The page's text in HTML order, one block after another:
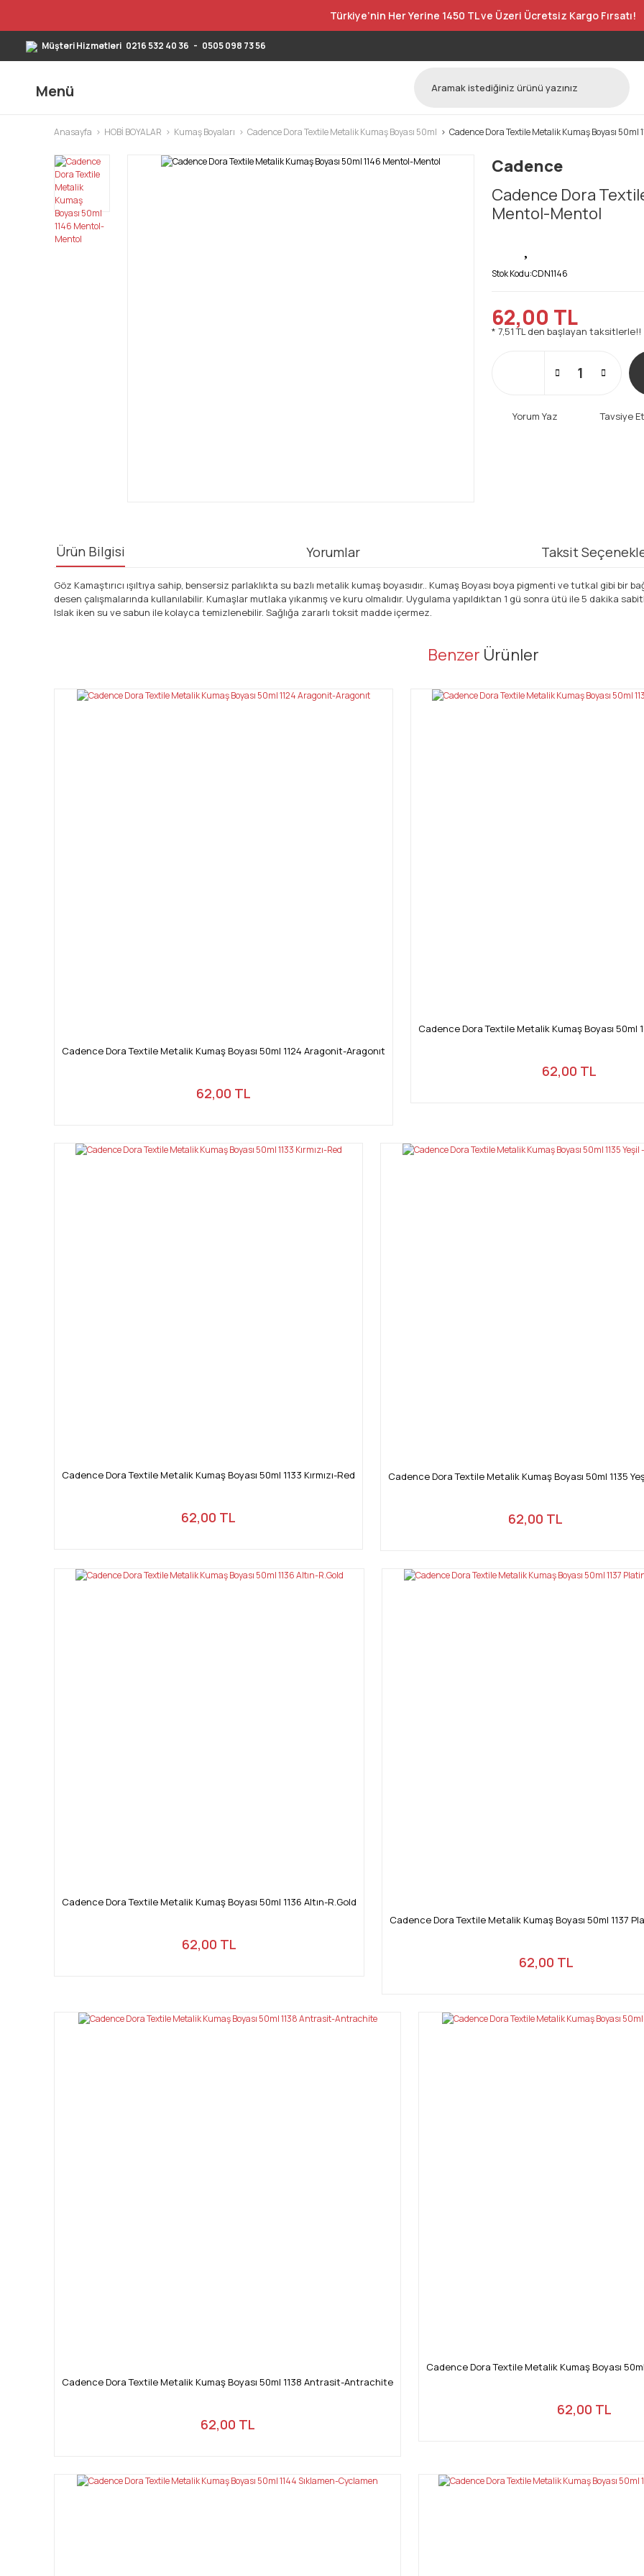
Türkiye’nin Her Yerine 1450 TL ve Üzeri Ücretsiz Kargo Fırsatı!
Müşteri Hizmetleri 0216 532 40 36 - 0505 098 73 56
Menü
Anasayfa HOBİ BOYALAR Kumaş Boyaları Cadence Dora Textile Metalik Kumaş Boyası 50ml Cadence Dora Textile Metalik Kumaş Boyası 50ml
Cadence
Cadence Dora
Mentol-Mentol
Stok Kodu:CDN1146
62,00 TL
* 7,51 TL den başlayan taksitlerle!!
Yorum Yaz Tavsiye Et
Ürün Bilgisi Yorumlar Taksit
Göz Kamaştırıcı ışıltıya sahip, bensersiz parlaklıkta su bazlı metalik kumaş boyasıdır.. Kumaş Boyası boya pigmenti ve tutkal gibi bir
desen çalışmalarında kullanılabilir. Kumaşlar mutlaka yıkanmış ve kuru olmalıdır. Uygulama yapıldıktan 1 gü sonra ütü ile 5 dakika
Islak iken su ve sabun ile kolayca temizlenebilir. Sağlığa zararlı toksit madde içermez.
Bu ürünün fiyat bilgisi, resim, ürün açıklamalarında ve diğer konularda yetersiz gördüğünüz noktaları öneri formunu kullanarak
Ürün resmi kalitesiz, bozuk veya görüntülenemiyor.
Benzer Ürünler
Cadence Dora Textile Metalik Kumaş Boyası 50ml 1124 Aragonit-Aragonıt
62,00 TL
Cadence Dora Textile Metalik Kumaş Boyası 50ml
62,00 TL
Cadence Dora Textile Metalik Kumaş Boyası 50ml 1133 Kırmızı-Red
62,00 TL
Cadence Dora Textile Metalik Kumaş Boyası 50ml 1135
62,00 TL
Cadence Dora Textile Metalik Kumaş Boyası 50ml 1136 Altın-R.Gold
62,00 TL
Cadence Dora Textile Metalik Kumaş Boyası 50ml 1137
62,00 TL
Cadence Dora Textile Metalik Kumaş Boyası 50ml 1138 Antrasit-Antrachite
62,00 TL
Cadence Dora Textile Metalik Kumaş Boyası
62,00 TL